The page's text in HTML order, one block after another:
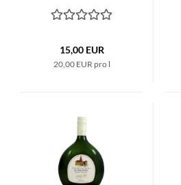
15,00 EUR
20,00 EUR pro l